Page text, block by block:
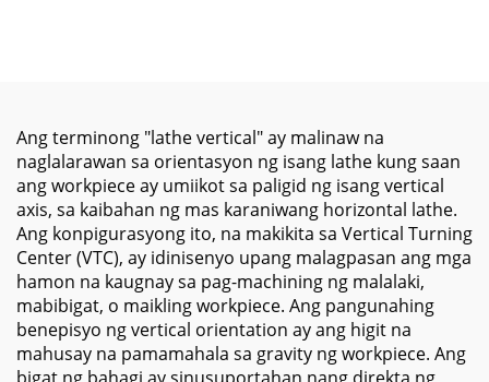
Paggawa ng Metal
Ang terminong "lathe vertical" ay malinaw na
naglalarawan sa orientasyon ng isang lathe kung saan
ang workpiece ay umiikot sa paligid ng isang vertical
axis, sa kaibahan ng mas karaniwang horizontal lathe.
Ang konpigurasyong ito, na makikita sa Vertical Turning
Center (VTC), ay idinisenyo upang malagpasan ang mga
hamon na kaugnay sa pag-machining ng malalaki,
mabibigat, o maikling workpiece. Ang pangunahing
benepisyo ng vertical orientation ay ang higit na
mahusay na pamamahala sa gravity ng workpiece. Ang